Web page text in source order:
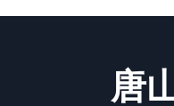
唐